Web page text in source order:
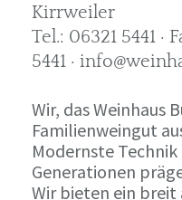
Kirrweiler
Tel.: 06321 5441 ·
5441 ·
Wir, das Weinhaus
Familienweingut
Modernste
Generationen
Wir bieten ein